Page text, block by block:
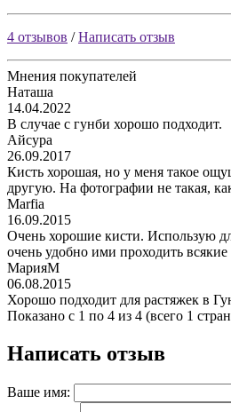
4 отзывов /Написать отзыв
Мнения покупателей
Наташа
14.04.2022
В случае с гунби хорошо подходит.
Айсура
26.09.2017
Кисть хорошая, но у меня такое
другую. На фотографии не такая,
Marfia
16.09.2015
Очень хорошие кисти. Использую
очень удобно ими проходить
МарияМ
06.08.2015
Хорошо подходит для растяжек в
Показано с 1 по 4 из 4 (всего 1
Написать отзыв
Ваше имя: